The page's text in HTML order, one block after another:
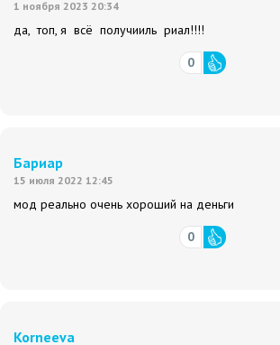
1 ноября 2023 20:34
да, топ, я всё получииль риал!!!!
0
Бариар
15 июля 2022 12:45
мод реально очень хороший на деньги
0
Korneeva